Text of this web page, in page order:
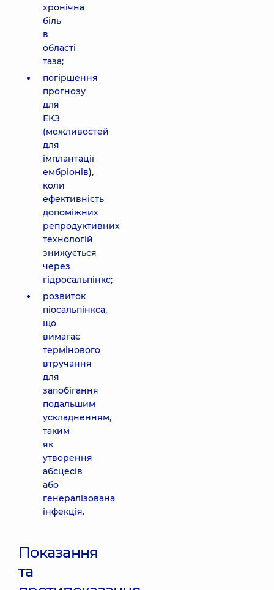
хронічна
біль
в
області
таза;
погіршення
прогнозу
для
ЕКЗ
(можливостей
для
імплантації
ембріонів),
коли
ефективність
допоміжних
репродуктивних
технологій
знижується
через
гідросальпінкс;
розвиток
піосальпінкса,
що
вимагає
термінового
втручання
для
запобігання
подальшим
ускладненням,
таким
як
утворення
абсцесів
або
генералізована
інфекція.
Показання
та